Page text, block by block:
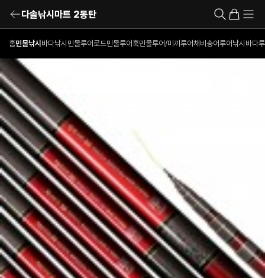
다솔낚시마트 2동탄
홈민물낚시 바다낚시 민물루어로드민물루어훅민물루어/미끼 루어채비 송어루어낚시 바다